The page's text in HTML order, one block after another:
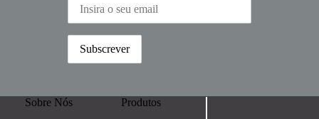
Sobre Nós Produtos